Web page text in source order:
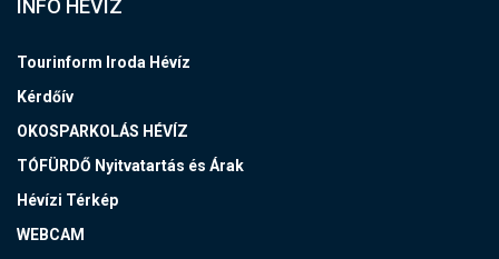
INFO HÉVÍZ
Tourinform Iroda Hévíz
Kérdőív
OKOSPARKOLÁS HÉVÍZ
TÓFÜRDŐ Nyitvatartás és Árak
Hévízi Térkép
WEBCAM